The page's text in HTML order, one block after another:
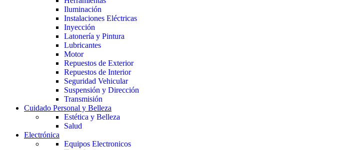
Iluminación
Instalaciones Eléctricas
Inyección
Latonería y Pintura
Lubricantes
Motor
Repuestos de Exterior
Repuestos de Interior
Seguridad Vehicular
Suspensión y Dirección
Transmisión
Cuidado Personal y Belleza
Estética y Belleza
Salud
Electrónica
Equipos Electronicos